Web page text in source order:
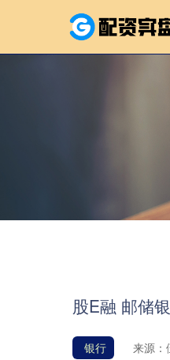
股E融 邮储
银行 来源：